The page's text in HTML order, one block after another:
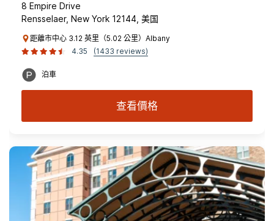
8 Empire Drive
Rensselaer, New York 12144, 美国
距離市中心 3.12 英里（5.02 公里）Albany
4.35
(1433 reviews)
泊車
查看價格